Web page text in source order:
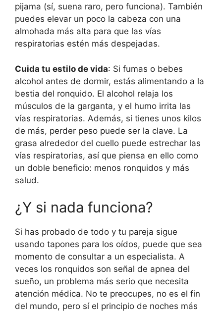
pijama (sí, suena raro, pero funciona). También
puedes elevar un poco la cabeza con una
almohada más alta para que las vías
respiratorias estén más despejadas.
Cuida tu estilo de vida: Si fumas o bebes
alcohol antes de dormir, estás alimentando a la
bestia del ronquido. El alcohol relaja los
músculos de la garganta, y el humo irrita las
vías respiratorias. Además, si tienes unos kilos
de más, perder peso puede ser la clave. La
grasa alrededor del cuello puede estrechar las
vías respiratorias, así que piensa en ello como
un doble beneficio: menos ronquidos y más
salud.
¿Y si nada funciona?
Si has probado de todo y tu pareja sigue
usando tapones para los oídos, puede que sea
momento de consultar a un especialista. A
veces los ronquidos son señal de apnea del
sueño, un problema más serio que necesita
atención médica. No te preocupes, no es el fin
del mundo, pero sí el principio de noches más